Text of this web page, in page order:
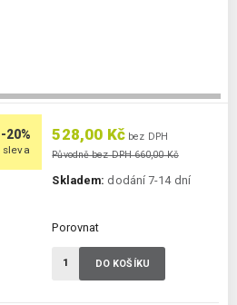
-20%
sleva
528,00 Kč bez DPH
Původně bez DPH 660,00 Kč
Skladem: dodání 7-14 dní
Porovnat
DO KOŠÍKU